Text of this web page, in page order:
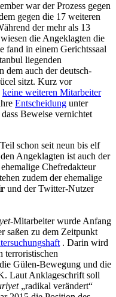
war der Prozess gegen
gegen die 17 weiteren
der mehr als 13
die Angeklagten die
fand in einem Gerichtssaal
liegenden
dem auch der deutsch-
sitzt. Kurz vor
keine weiteren Mitarbeiter
Entscheidung unter
Beweise vernichtet
schon seit neun bis elf
Angeklagten ist auch der
Chefredakteur
zudem der ehemalige
und der Twitter-Nutzer
-Mitarbeiter wurde Anfang
saßen zu dem Zeitpunkt
. Darin wird
terroristischen
Gülen-Bewegung und die
Laut Anklageschrift soll
„radikal verändert“